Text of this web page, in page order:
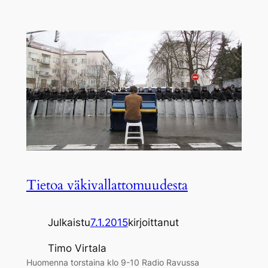
Tietoa väkivallattomuudesta
Julkaistu7.1.2015kirjoittanut
Timo Virtala
Huomenna torstaina klo 9-10 Radio Ravussa